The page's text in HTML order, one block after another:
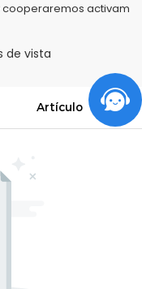
cooperaremos activam
de vista
Artículo